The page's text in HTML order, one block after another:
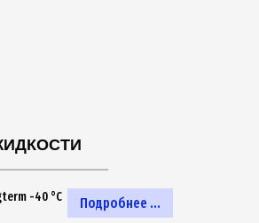
Подробнее ...
-40 °C